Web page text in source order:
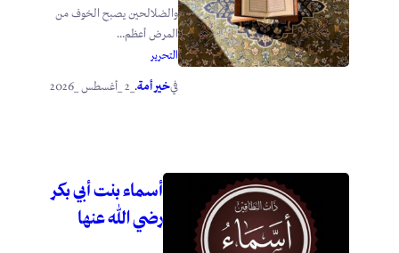
والضلالحين يصبح الخوف من
المرض أعظم...
التحرير
فيخير أمة.
أسماء بنت أبي بكر
رضي الله عنها